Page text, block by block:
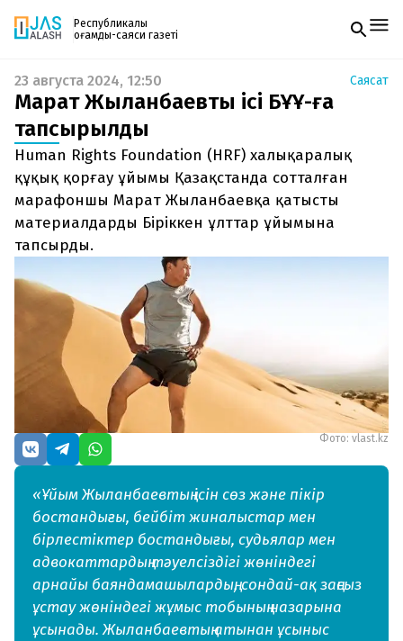
Республикалық
қоғамдық-саяси газеті
Жаңалықтар
Спорт
Live
Руханият
Аймақ
Архив
Заң және тәртіп
Редакциямен байланыс
+7 708 604 51 06
+7 701 220 64 52
Пошта
zhasalash100@gmail.com
Газетке жазылу
PDF форматтағы газетті ай сайын электронды
поштаңызға алып отырыңыз. Жаңа нөмір
шыққан сәтте сізге бірден жіберіледі. Тек email
енгізіңіз, біз қалғанын өзіміз жібереміз.
23 августа 2024, 12:50 Саясат
Марат Жыланбаевтың ісі БҰҰ-ға
тапсырылды
Human Rights Foundation (HRF) халықаралық
құқық қорғау ұйымы Қазақстанда сотталған
марафоншы Марат Жыланбаевқа қатысты
материалдарды Біріккен ұлттар ұйымына
тапсырды.
Фото: vlast.kz
«Ұйым Жыланбаевтың ісін сөз және пікір
бостандығы, бейбіт жиналыстар мен
бірлестіктер бостандығы, судьялар мен
адвокаттардың тәуелсіздігі жөніндегі
арнайы баяндамашылардың, сондай-ақ заңсыз
ұстау жөніндегі жұмыс тобының назарына
ұсынады. Жыланбаевтың атынан ұсыныс